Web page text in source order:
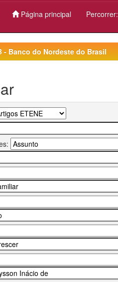
Página principal Percorrer:
- Banco do Nordeste do Brasil